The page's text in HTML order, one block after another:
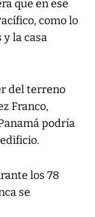
que en ese
como lo
y la casa
del terreno
Franco,
podría
los 78
se